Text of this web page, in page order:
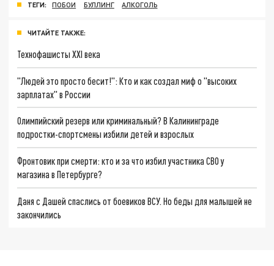
ТЕГИ: ПОБОИ БУЛЛИНГ АЛКОГОЛЬ
ЧИТАЙТЕ ТАКЖЕ:
Технофашисты XXI века
"Людей это просто бесит!": Кто и как создал миф о "высоких
зарплатах" в России
Олимпийский резерв или криминальный? В Калининграде
подростки-спортсмены избили детей и взрослых
Фронтовик при смерти: кто и за что избил участника СВО у
магазина в Петербурге?
Даня с Дашей спаслись от боевиков ВСУ. Но беды для малышей не
закончились